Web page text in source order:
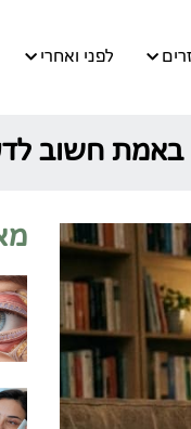
לפני ואחרי
באמת חשוב